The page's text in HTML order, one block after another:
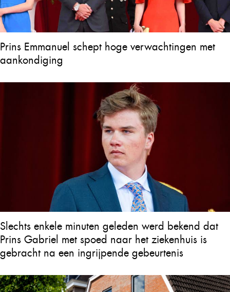
Prins Emmanuel schept hoge verwachtingen met
aankondiging
Slechts enkele minuten geleden werd bekend dat
Prins Gabriel met spoed naar het ziekenhuis is
gebracht na een ingrijpende gebeurtenis